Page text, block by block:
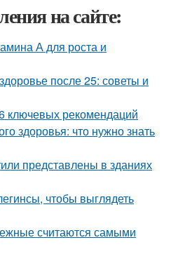
на сайте:
А для роста и
после 25: советы и
ключевых рекомендаций
здоровья: что нужно знать
представлены в зданиях
чтобы выглядеть
считаются самыми